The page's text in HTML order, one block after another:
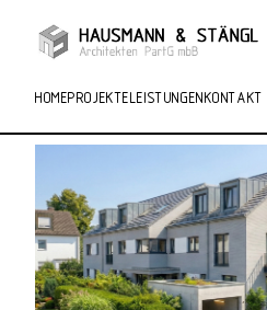
HOMEPROJEKTELEISTUNGENKONTAKT